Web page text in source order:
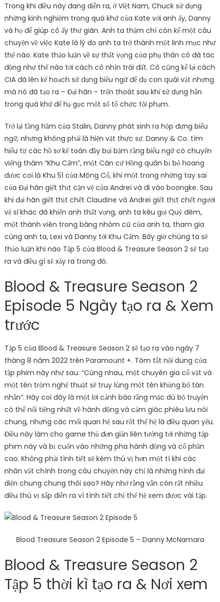
Trong khi điều này đang diễn ra, ở Việt Nam, Chuck sử dụng
những kinh nghiệm trong quá khứ của Kate với anh ấy, Danny
và họ để giúp cô ấy thư giãn. Anh ta thậm chí còn kể một câu
chuyện về việc Kate là lý do anh ta trở thành một linh mục như
thế nào. Kate thảo luận về sự thất vọng của phụ thân cô đã tác
động như thế nào tới cách cô nhìn trái đất. Cô cũng kể lại cách
CIA đã lên kế hoạch sử dụng biểu ngữ để dụ con quái vật nhưng
mà nó đã tạo ra – Đại hãn – trốn thoát sau khi sử dụng hắn
trong quá khứ để hạ gục một số tổ chức tội phạm.
Trở lại tầng hầm của Stalin, Danny phát sinh ra hộp đựng biểu
ngữ, nhưng không phải là hiện vật thực sự. Danny & Co. tìm
hiểu từ các hồ sơ kế toán đầy bụi bặm rằng biểu ngữ có chuyến
viếng thăm “Khu Cấm”, một Căn cứ Hồng quân bị bỏ hoang
được coi là Khu 51 của Mông Cổ, khi một trong những tay sai
của Đại hãn giết thịt cận vệ của Andrei và đi vào boongke. Sau
khi đại hãn giết thịt chết Claudine và Andrei giết thịt chết người
vệ sĩ khác đã khiến anh thất vọng, anh ta kêu gọi Quỷ đêm,
một thành viên trong băng nhóm cũ của anh ta, tham gia
cùng anh ta, Lexi và Danny tới Khu Cấm. Bây giờ chúng ta sẽ
thảo luận khi nào Tập 5 của Blood & Treasure Season 2 sẽ tạo
ra và điều gì sẽ xảy ra trong đó.
Blood & Treasure Season 2
Episode 5 Ngày tạo ra & Xem
trước
Tập 5 của Blood & Treasure Season 2 sẽ tạo ra vào ngày 7
tháng 8 năm 2022 trên Paramount +. Tóm tắt nội dung của
tập phim này như sau: “Cùng nhau, một chuyên gia cổ vật và
một tên trộm nghệ thuật sẽ truy lùng một tên khủng bố tàn
nhẫn”. Hãy coi đây là một lời cảnh báo rằng mặc dù bộ truyện
có thể nổi tiếng nhất về hành động và cảm giác phiêu lưu nói
chung, nhưng các mối quan hệ sau rốt thế hệ là điều quan yếu.
Điều này làm cho game thủ đơn giản liên tưởng tới những tập
phim này và bị cuốn vào những pha hành động và cổ phần
cao. Không phải tình tiết sẽ kém thú vị hơn một tí khi các
nhân vật chính trong câu chuyện này chỉ là những hình đại
diện chung chung thôi sao? Hãy nhớ rằng vẫn còn rất nhiều
điều thú vị sắp diễn ra vì tình tiết chỉ thế hệ xem được vài tập.
Blood Treasure Season 2 Episode 5 – Danny McNamara
Blood & Treasure Season 2
Tập 5 thời kì tạo ra & Nơi xem